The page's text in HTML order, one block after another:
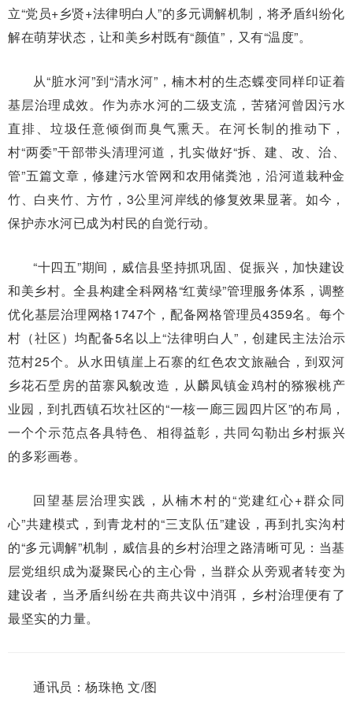
立“党员+乡贤+法律明白人”的多元调解机制，将矛盾纠纷化
解在萌芽状态，让和美乡村既有“颜值”，又有“温度”。
从“脏水河”到“清水河”，楠木村的生态蝶变同样印证着
基层治理成效。作为赤水河的二级支流，苦猪河曾因污水
直排、垃圾任意倾倒而臭气熏天。在河长制的推动下，
村“两委”干部带头清理河道，扎实做好“拆、建、改、治、
管”五篇文章，修建污水管网和农用储粪池，沿河道栽种金
竹、白夹竹、方竹，3公里河岸线的修复效果显著。如今，
保护赤水河已成为村民的自觉行动。
“十四五”期间，威信县坚持抓巩固、促振兴，加快建设
和美乡村。全县构建全科网格“红黄绿”管理服务体系，调整
优化基层治理网格1747个，配备网格管理员4359名。每个
村（社区）均配备5名以上“法律明白人”，创建民主法治示
范村25个。从水田镇崖上石寨的红色农文旅融合，到双河
乡花石垕房的苗寨风貌改造，从麟凤镇金鸡村的猕猴桃产
业园，到扎西镇石坎社区的“一核一廊三园四片区”的布局，
一个个示范点各具特色、相得益彰，共同勾勒出乡村振兴
的多彩画卷。
回望基层治理实践，从楠木村的“党建红心+群众同
心”共建模式，到青龙村的“三支队伍”建设，再到扎实沟村
的“多元调解”机制，威信县的乡村治理之路清晰可见：当基
层党组织成为凝聚民心的主心骨，当群众从旁观者转变为
建设者，当矛盾纠纷在共商共议中消弭，乡村治理便有了
最坚实的力量。
通讯员：杨珠艳 文/图